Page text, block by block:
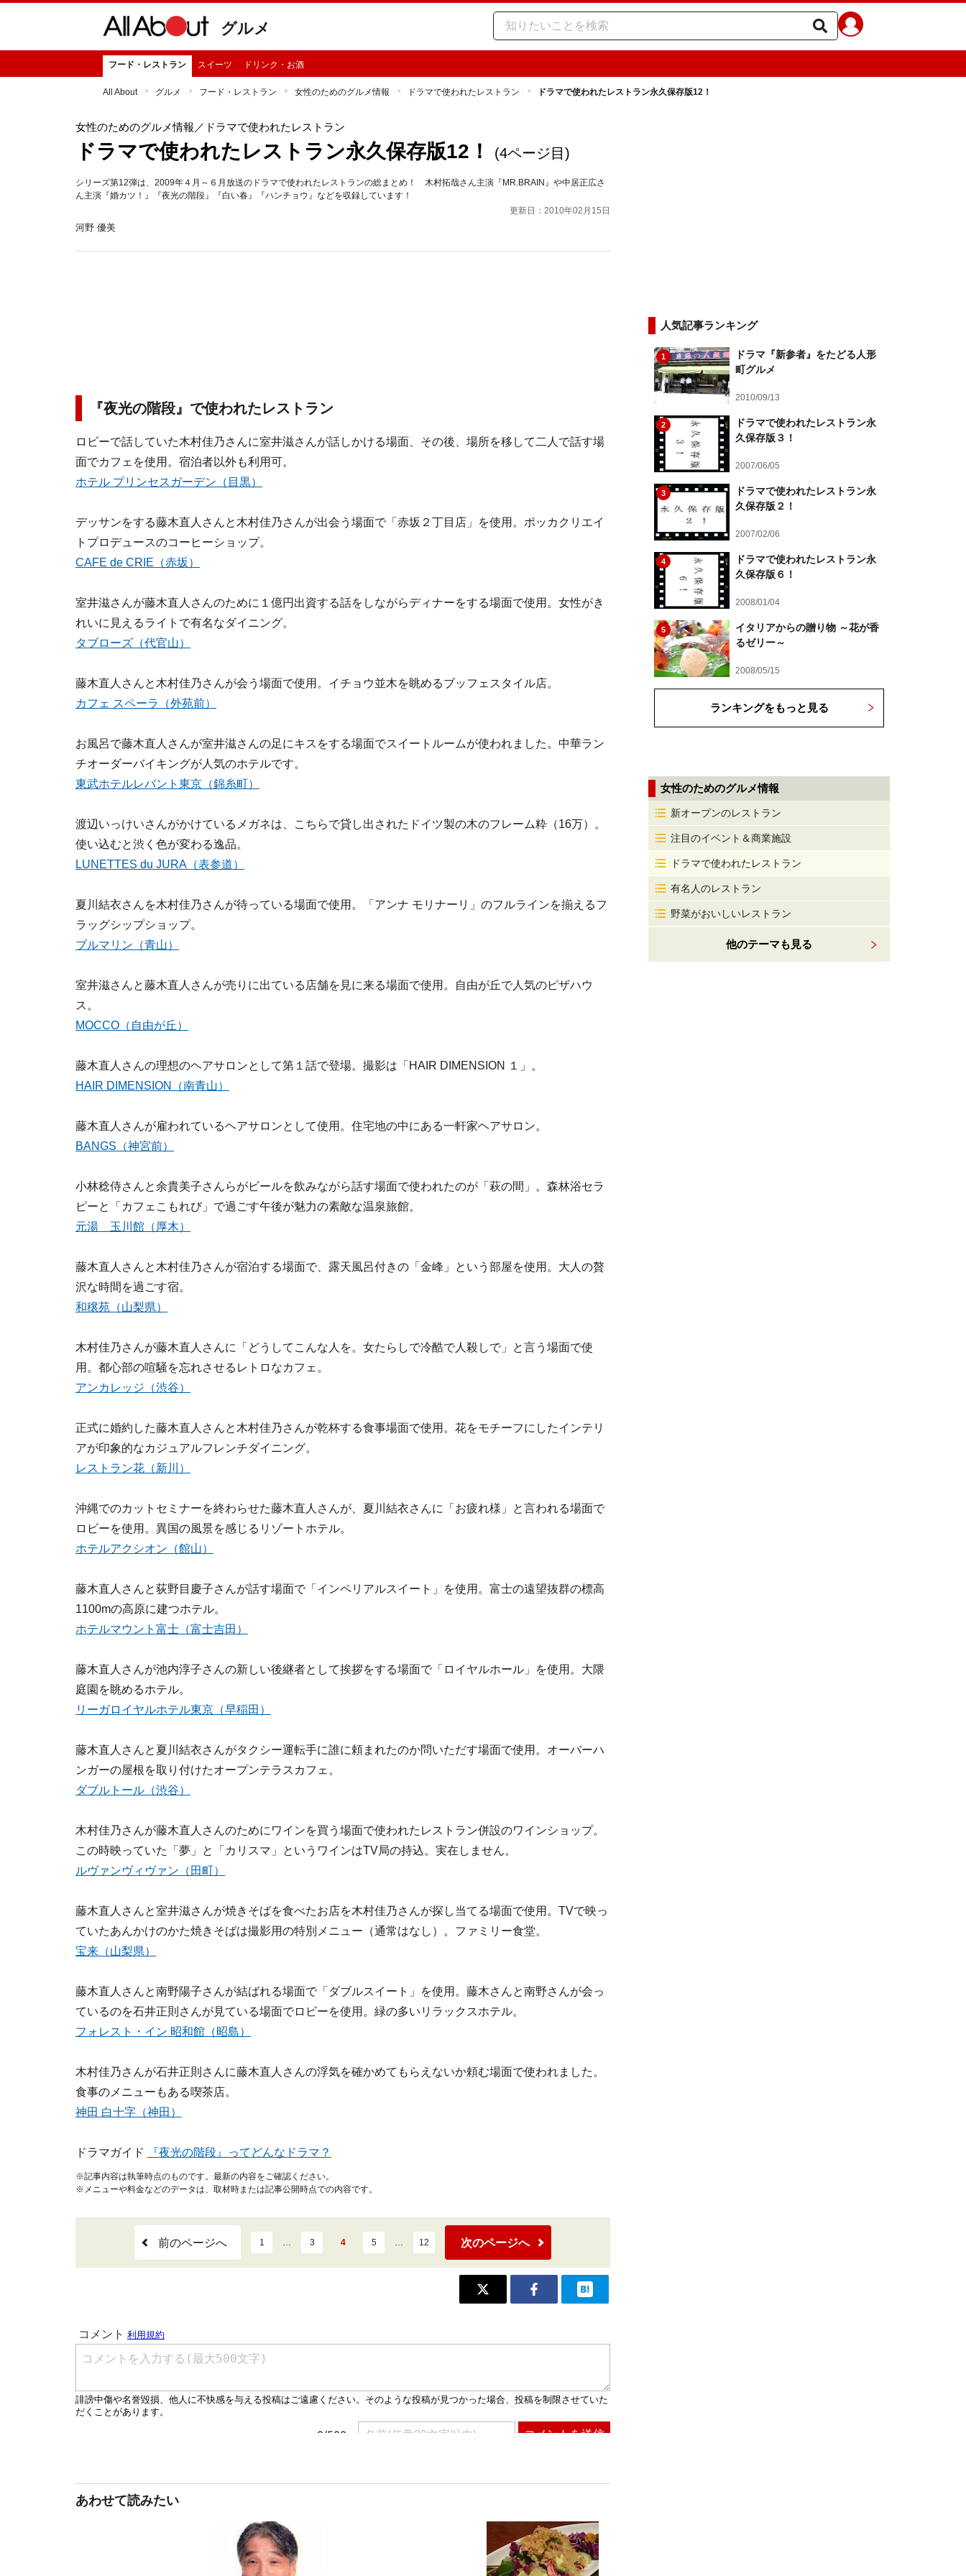
グルメ
フード・レストラン スイーツ ドリンク・お酒
All About グルメ フード・レストラン 女性のためのグルメ情報 ドラマで使われたレストラン ドラマで使われたレストラン永久保存版12！
女性のためのグルメ情報 ／ドラマで使われたレストラン
ドラマで使われたレストラン永久保存版12！ (4ページ目)
シリーズ第12弾は、2009年４月～６月放送のドラマで使われたレストランの総まとめ！ 木村拓哉さん主演『MR.BRAIN』や中居正広さ
ん主演『婚カツ！』『夜光の階段』『白い春』『ハンチョウ』などを収録しています！
更新日：2010年02月15日
河野 優美
『夜光の階段』で使われたレストラン
ロビーで話していた木村佳乃さんに室井滋さんが話しかける場面、その後、場所を移して二人で話す場
面でカフェを使用。宿泊者以外も利用可。
ホテル プリンセスガーデン（目黒）
デッサンをする藤木直人さんと木村佳乃さんが出会う場面で「赤坂２丁目店」を使用。ポッカクリエイ
トプロデュースのコーヒーショップ。
CAFE de CRIE（赤坂）
室井滋さんが藤木直人さんのために１億円出資する話をしながらディナーをする場面で使用。女性がき
れいに見えるライトで有名なダイニング。
タブローズ（代官山）
藤木直人さんと木村佳乃さんが会う場面で使用。イチョウ並木を眺めるブッフェスタイル店。
カフェ スペーラ（外苑前）
お風呂で藤木直人さんが室井滋さんの足にキスをする場面でスイートルームが使われました。中華ラン
チオーダーバイキングが人気のホテルです。
東武ホテルレバント東京（錦糸町）
渡辺いっけいさんがかけているメガネは、こちらで貸し出されたドイツ製の木のフレーム粋（16万）。
使い込むと渋く色が変わる逸品。
LUNETTES du JURA（表参道）
夏川結衣さんを木村佳乃さんが待っている場面で使用。「アンナ モリナーリ」のフルラインを揃えるフ
ラッグシップショップ。
ブルマリン（青山）
室井滋さんと藤木直人さんが売りに出ている店舗を見に来る場面で使用。自由が丘で人気のピザハウ
ス。
MOCCO（自由が丘）
藤木直人さんの理想のヘアサロンとして第１話で登場。撮影は「HAIR DIMENSION １」。
HAIR DIMENSION（南青山）
藤木直人さんが雇われているヘアサロンとして使用。住宅地の中にある一軒家ヘアサロン。
BANGS（神宮前）
小林稔侍さんと余貴美子さんらがビールを飲みながら話す場面で使われたのが「萩の間」。森林浴セラ
ピーと「カフェこもれび」で過ごす午後が魅力の素敵な温泉旅館。
元湯 玉川館（厚木）
藤木直人さんと木村佳乃さんが宿泊する場面で、露天風呂付きの「金峰」という部屋を使用。大人の贅
沢な時間を過ごす宿。
和穣苑（山梨県）
木村佳乃さんが藤木直人さんに「どうしてこんな人を。女たらしで冷酷で人殺しで」と言う場面で使
用。都心部の喧騒を忘れさせるレトロなカフェ。
アンカレッジ（渋谷）
正式に婚約した藤木直人さんと木村佳乃さんが乾杯する食事場面で使用。花をモチーフにしたインテリ
アが印象的なカジュアルフレンチダイニング。
レストラン花（新川）
沖縄でのカットセミナーを終わらせた藤木直人さんが、夏川結衣さんに「お疲れ様」と言われる場面で
ロビーを使用。異国の風景を感じるリゾートホテル。
ホテルアクシオン（館山）
藤木直人さんと荻野目慶子さんが話す場面で「インペリアルスイート」を使用。富士の遠望抜群の標高
1100mの高原に建つホテル。
ホテルマウント富士（富士吉田）
藤木直人さんが池内淳子さんの新しい後継者として挨拶をする場面で「ロイヤルホール」を使用。大隈
庭園を眺めるホテル。
リーガロイヤルホテル東京（早稲田）
藤木直人さんと夏川結衣さんがタクシー運転手に誰に頼まれたのか問いただす場面で使用。オーバーハ
ンガーの屋根を取り付けたオープンテラスカフェ。
ダブルトール（渋谷）
木村佳乃さんが藤木直人さんのためにワインを買う場面で使われたレストラン併設のワインショップ。
この時映っていた「夢」と「カリスマ」というワインはTV局の持込。実在しません。
ルヴァンヴィヴァン（田町）
藤木直人さんと室井滋さんが焼きそばを食べたお店を木村佳乃さんが探し当てる場面で使用。TVで映っ
ていたあんかけのかた焼きそばは撮影用の特別メニュー（通常はなし）。ファミリー食堂。
宝来（山梨県）
藤木直人さんと南野陽子さんが結ばれる場面で「ダブルスイート」を使用。藤木さんと南野さんが会っ
ているのを石井正則さんが見ている場面でロビーを使用。緑の多いリラックスホテル。
フォレスト・イン 昭和館（昭島）
木村佳乃さんが石井正則さんに藤木直人さんの浮気を確かめてもらえないか頼む場面で使われました。
食事のメニューもある喫茶店。
神田 白十字（神田）
ドラマガイド 『夜光の階段』ってどんなドラマ？
※記事内容は執筆時点のものです。最新の内容をご確認ください。
※メニューや料金などのデータは、取材時または記事公開時点での内容です。
前のページへ 1 … 3 4 5 … 12 次のページへ
あわせて読みたい
人気記事ランキング
1
ドラマ『新参者』をたどる人形
町グルメ
2010/09/13
2
ドラマで使われたレストラン永
久保存版３！
2007/06/05
3
ドラマで使われたレストラン永
久保存版２！
2007/02/06
4
ドラマで使われたレストラン永
久保存版６！
2008/01/04
5
イタリアからの贈り物 ～花が香
るゼリー～
2008/05/15
ランキングをもっと見る
女性のためのグルメ情報
新オープンのレストラン
注目のイベント＆商業施設
ドラマで使われたレストラン
有名人のレストラン
野菜がおいしいレストラン
他のテーマも見る